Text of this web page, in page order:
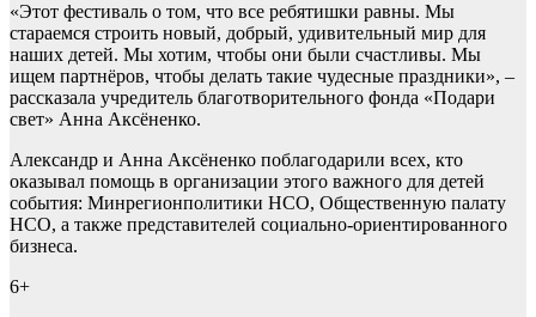
«Этот фестиваль о том, что все ребятишки равны. Мы
стараемся строить новый, добрый, удивительный мир для
наших детей. Мы хотим, чтобы они были счастливы. Мы
ищем партнёров, чтобы делать такие чудесные праздники», –
рассказала учредитель благотворительного фонда «Подари
свет» Анна Аксёненко.
Александр и Анна Аксёненко поблагодарили всех, кто
оказывал помощь в организации этого важного для детей
события: Минрегионполитики НСО, Общественную палату
НСО, а также представителей социально-ориентированного
бизнеса.
6+